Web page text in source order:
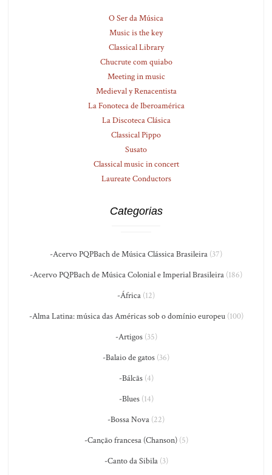
O Ser da Música
Music is the key
Classical Library
Chucrute com quiabo
Meeting in music
Medieval y Renacentista
La Fonoteca de Iberoamérica
La Discoteca Clásica
Classical Pippo
Susato
Classical music in concert
Laureate Conductors
Categorias
-Acervo PQPBach de Música Clássica Brasileira (37)
-Acervo PQPBach de Música Colonial e Imperial Brasileira (186)
-África (12)
-Alma Latina: música das Américas sob o domínio europeu(100)
-Artigos(35)
-Balaio de gatos (36)
-Bálcãs(4)
-Blues(14)
-Bossa Nova (22)
-Canção francesa (Chanson)(5)
-Canto da Sibila(3)